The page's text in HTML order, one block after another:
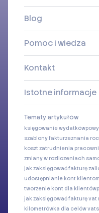
Blog
Pomoc i wiedza
Kontakt
Istotne informacje
Tematy artykułów
księgowanie wydatków
szablony fakturzeznania
koszt zatrudnienia
zmiany w rozliczeniach
jak zaksięgować fakturę
udostępnianie kont
tworzenie kont dla klientów
jak zaksięgować fakturę vat
kilometrówka dla celów vat